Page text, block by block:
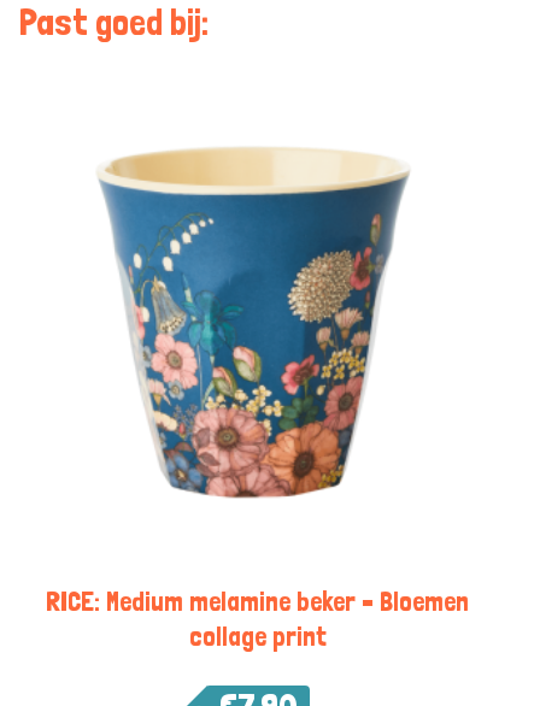
Past goed bij:
RICE: Medium melamine beker – Bloemen
collage print